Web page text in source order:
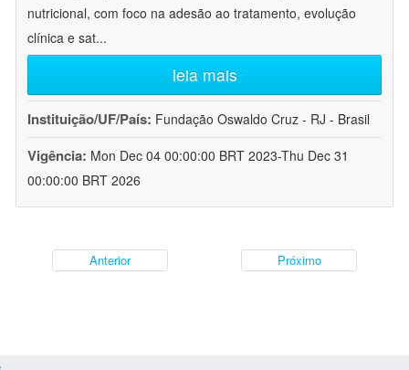
nutricional, com foco na adesão ao tratamento, evolução
clínica e sat...
leia mais
Instituição/UF/País: Fundação Oswaldo Cruz - RJ - Brasil
Vigência: Mon Dec 04 00:00:00 BRT 2023-Thu Dec 31
00:00:00 BRT 2026
Anterior Próximo